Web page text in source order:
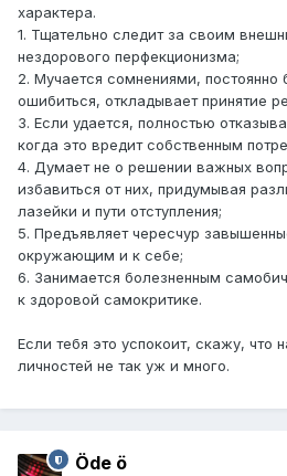
характера.
1. Тщательно следит за своим
нездорового перфекционизма;
2. Мучается сомнениями, постоянно
ошибиться, откладывает принятие
3. Если удается, полностью
когда это вредит собственным
4. Думает не о решении важных
избавиться от них, придумывая
лазейки и пути отступления;
5. Предъявляет чересчур
окружающим и к себе;
6. Занимается болезненным
к здоровой самокритике.
Если тебя это успокоит, скажу, что
личностей не так уж и много.
Öde ö